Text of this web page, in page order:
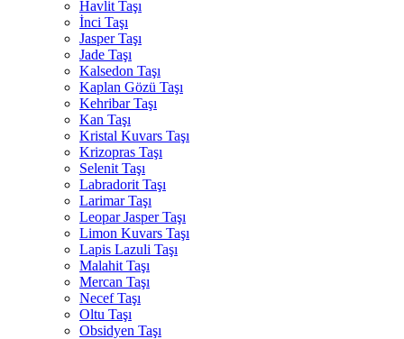
Havlit Taşı
İnci Taşı
Jasper Taşı
Jade Taşı
Kalsedon Taşı
Kaplan Gözü Taşı
Kehribar Taşı
Kan Taşı
Kristal Kuvars Taşı
Krizopras Taşı
Selenit Taşı
Labradorit Taşı
Larimar Taşı
Leopar Jasper Taşı
Limon Kuvars Taşı
Lapis Lazuli Taşı
Malahit Taşı
Mercan Taşı
Necef Taşı
Oltu Taşı
Obsidyen Taşı